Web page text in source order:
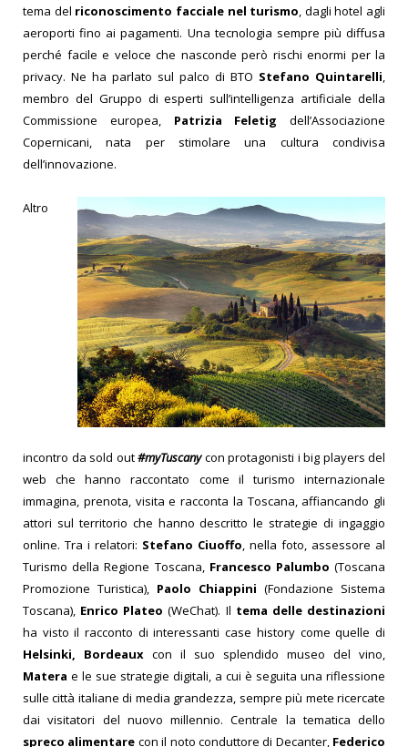
tema del riconoscimento facciale nel turismo, dagli hotel agli
aeroporti fino ai pagamenti. Una tecnologia sempre più diffusa
perché facile e veloce che nasconde però rischi enormi per la
privacy. Ne ha parlato sul palco di BTO Stefano Quintarelli,
membro del Gruppo di esperti sull’intelligenza artificiale della
Commissione europea, Patrizia Feletig dell’Associazione
Copernicani, nata per stimolare una cultura condivisa
dell’innovazione.
Altro
incontro da sold out#myTuscanycon protagonisti i big players del
web che hanno raccontato come il turismo internazionale
immagina, prenota, visita e racconta la Toscana, affiancando gli
attori sul territorio che hanno descritto le strategie di ingaggio
online. Tra i relatori: Stefano Ciuoffo, nella foto, assessore al
Turismo della Regione Toscana, Francesco Palumbo (Toscana
Promozione Turistica), Paolo Chiappini (Fondazione Sistema
Toscana), Enrico Plateo (WeChat). Il tema delle destinazioni
ha visto il racconto di interessanti case history come quelle di
Helsinki, Bordeaux con il suo splendido museo del vino,
Matera e le sue strategie digitali, a cui è seguita una riflessione
sulle città italiane di media grandezza, sempre più mete ricercate
dai visitatori del nuovo millennio. Centrale la tematica dello
spreco alimentare con il noto conduttore di Decanter, Federico